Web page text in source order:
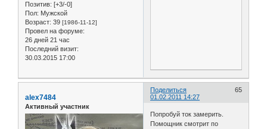
Позитив: [+3/-0]
Пол: Мужской
Возраст: 39 [1986-11-12]
Провел на форуме:
26 дней 21 час
Последний визит:
30.03.2015 17:00
Поделиться
65
01.02.2011 14:27
alex7484
Активный участник
Попробуй ток замерить.
Помощник смотрит по